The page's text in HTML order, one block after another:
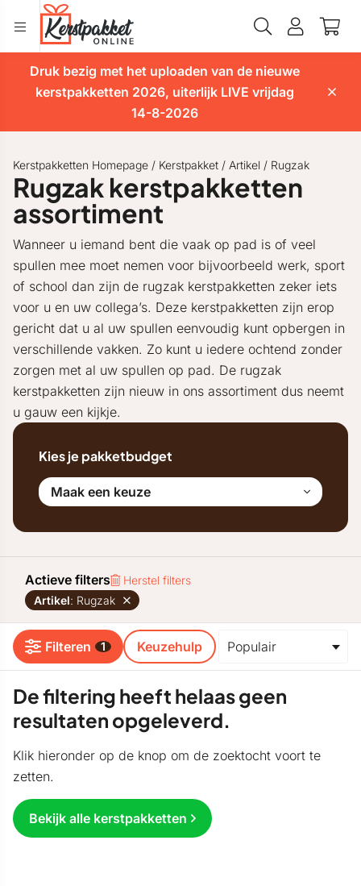
Druk bezig met het uploaden van de nieuwe
kerstpakketten 2026, uiterlijk LIVE vrijdag
14-8-2026
Kerstpakketten Homepage / Kerstpakket / Artikel / Rugzak
Rugzak kerstpakketten
assortiment
Wanneer u iemand bent die vaak op pad is of veel
spullen mee moet nemen voor bijvoorbeeld werk, sport
of school dan zijn de rugzak kerstpakketten zeker iets
voor u en uw collega’s. Deze kerstpakketten zijn erop
gericht dat u al uw spullen eenvoudig kunt opbergen in
verschillende vakken. Zo kunt u iedere ochtend zonder
zorgen met al uw spullen op pad. De rugzak
kerstpakketten zijn nieuw in ons assortiment dus neemt
u gauw een kijkje.
Kies je pakketbudget
Maak een keuze
Actieve filters
Herstel filters
Artikel: Rugzak
Filteren 1 Keuzehulp
De filtering heeft helaas geen
resultaten opgeleverd.
Klik hieronder op de knop om de zoektocht voort te
zetten.
Bekijk alle kerstpakketten